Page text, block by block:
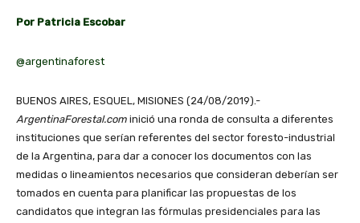
Por Patricia Escobar
@argentinaforest
BUENOS AIRES, ESQUEL, MISIONES (24/08/2019).-
ArgentinaForestal.com inició una ronda de consulta a diferentes
instituciones que serían referentes del sector foresto-industrial
de la Argentina, para dar a conocer los documentos con las
medidas o lineamientos necesarios que consideran deberían ser
tomados en cuenta para planificar las propuestas de los
candidatos que integran las fórmulas presidenciales para las